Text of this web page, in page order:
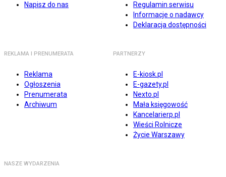
Napisz do nas
Regulamin serwisu
Informacje o nadawcy
Deklaracja dostępności
REKLAMA I PRENUMERATA
Reklama
Ogłoszenia
Prenumerata
Archiwum
PARTNERZY
E-kiosk.pl
E-gazety.pl
Nexto.pl
Mała księgowość
Kancelarierp.pl
Wieści Rolnicze
Życie Warszawy
NASZE WYDARZENIA